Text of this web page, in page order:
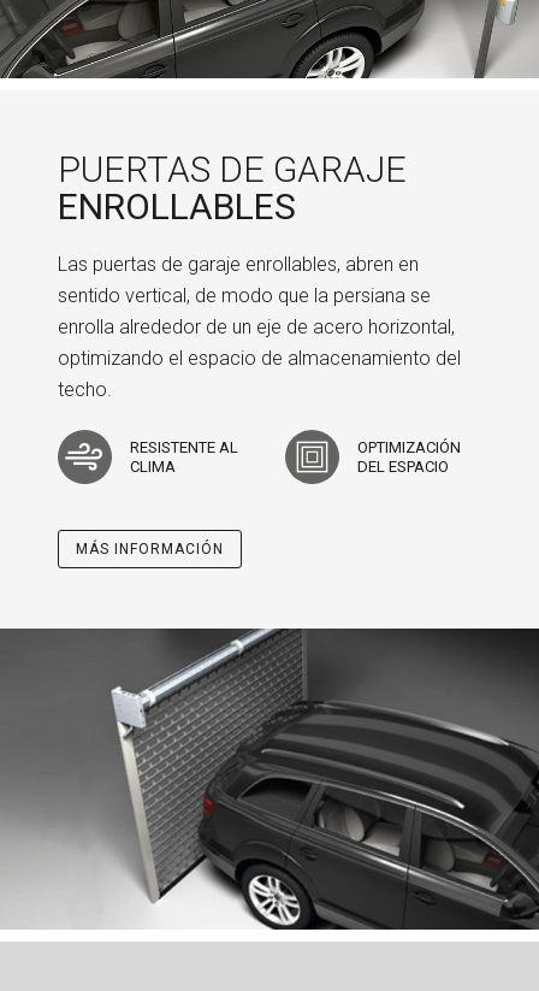
PUERTAS DE GARAJE
ENROLLABLES
Las puertas de garaje enrollables, abren en
sentido vertical, de modo que la persiana se
enrolla alrededor de un eje de acero horizontal,
optimizando el espacio de almacenamiento del
techo.
RESISTENTE AL
CLIMA
OPTIMIZACIÓN
DEL ESPACIO
MÁS INFORMACIÓN